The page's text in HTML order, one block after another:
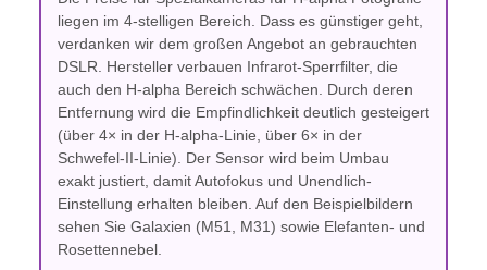
liegen im 4-stelligen Bereich. Dass es günstiger geht,
verdanken wir dem großen Angebot an gebrauchten
DSLR. Hersteller verbauen Infrarot-Sperrfilter, die
auch den H-alpha Bereich schwächen. Durch deren
Entfernung wird die Empfindlichkeit deutlich gesteigert
(über 4× in der H-alpha-Linie, über 6× in der
Schwefel-II-Linie). Der Sensor wird beim Umbau
exakt justiert, damit Autofokus und Unendlich-
Einstellung erhalten bleiben. Auf den Beispielbildern
sehen Sie Galaxien (M51, M31) sowie Elefanten- und
Rosettennebel.